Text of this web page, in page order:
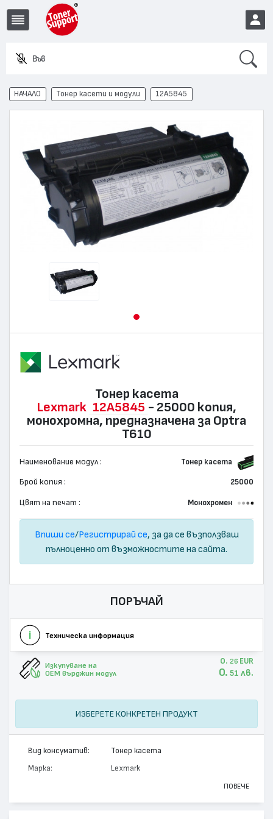
Въведете
EUR
НАЧАЛО Тонер касети и модули 12A5845
Тонер касета
Lexmark 12A5845 - 25000 копия,
монохромна, предназначена за Optra
T610
Наименование модул : Тонер касета
Брой копия : 25000
Цвят на печат : Монохромен
Впиши се/Регистрирай се, за да се възползваш
пълноценно от възможностите на сайта.
ПОРЪЧАЙ
Техническа информация
Изкупуване на
OEM върджин модул
0. 26 EUR
0. 51 лв.
ИЗБЕРЕТЕ КОНКРЕТЕН ПРОДУКТ
Вид консуматив: Тонер касета
Марка: Lexmark
Цвят: Монохромен
ПОВЕЧЕ